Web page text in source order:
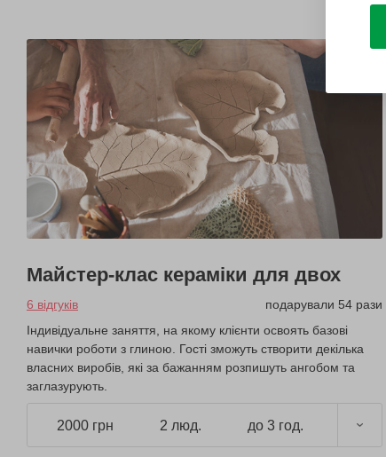
Майстер-клас кераміки для двох
6 відгуків
подарували 54 рази
Індивідуальне заняття, на якому клієнти освоять базові
навички роботи з глиною. Гості зможуть створити декілька
власних виробів, які за бажанням розпишуть ангобом та
заглазурують.
2000 грн 2 люд. до 3 год.